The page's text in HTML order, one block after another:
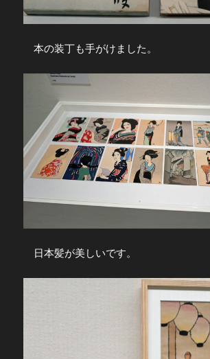
本の装丁も手がけました。
日本髪が美しいです。